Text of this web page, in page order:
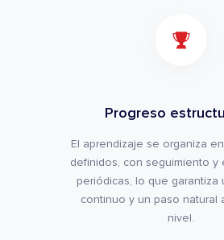
Progreso
El aprendizaje se organiza
definidos, con seguimiento y
periódicas, lo que garantiza
continuo y un paso natural
nivel.